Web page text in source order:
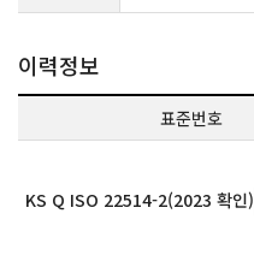
이력정보
표준번호
KS Q ISO 22514-2(2023 확인)